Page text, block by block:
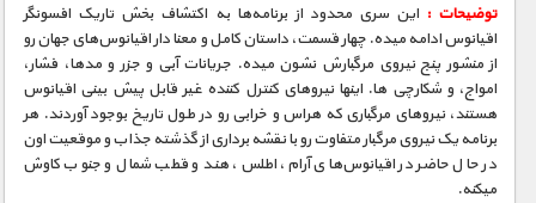
توضیحات :این سری محدود از برنامه‌ها به اکتشاف بخش تاریک افسونگر
اقیانوس ادامه میده. چهار قسمت، داستان کامل و معنا دار اقیانوس‌های جهان رو
از منشور پنج نیروی مرگبارش نشون میده. جریانات آبی و جزر و مدها، فشار،
امواج، و شکارچی ها. اینها نیروهای کنترل کننده غیر قابل پیش بینی اقیانوس
هستند، نیروهای مرگباری که هراس و خرابی رو در طول تاریخ بوجود آوردند. هر
برنامه یک نیروی مرگبار متفاوت رو با نقشه برداری از گذشته جذاب و موقعیت اون
در حال حاضر در اقیانوس‌های آرام، اطلس، هند و قطب شمال و جنوب کاوش
میکنه.